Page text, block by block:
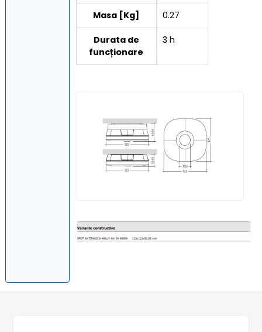
Masa [Kg] 0.27
Durata de
funcționare
3 h